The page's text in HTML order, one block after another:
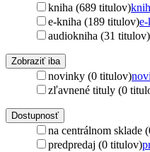
kniha (689 titulov)
e-kniha (189 titulov)
audiokniha (31 titulov)
Zobraziť iba
novinky (0 titulov)
zľavnené tituly (0
Dostupnosť
na centrálnom sklade
predpredaj (0 titulov)